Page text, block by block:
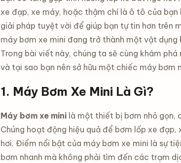
xe đạp, xe máy, hoặc thậm chí là ô tô của
giải pháp tuyệt vời để giúp bạn tự tin hơn trên
máy bơm xe mini đang trở thành một vật dụng
Trong bài viết này, chúng ta sẽ cùng khám
và tại sao bạn nên sở hữu một chiếc máy bơm
1. Máy Bơm Xe Mini Là Gì?
Máy bơm xe minilà một thiết bị bơm nhỏ gọn,
Chúng hoạt động hiệu quả để bơm lốp xe
hơi. Điểm nổi bật của máy bơm xe mini là sự
bơm nhanh mà không phải tìm đến các trạm